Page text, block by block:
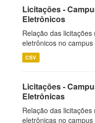
Licitações -
Eletrônicos
Relação das
eletrônicos no
CSV
Licitações -
Eletrônicas
Relação das
eletrônicas no